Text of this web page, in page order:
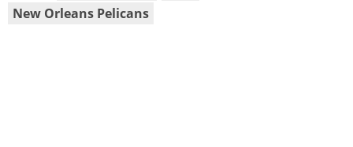
New Orleans Pelicans